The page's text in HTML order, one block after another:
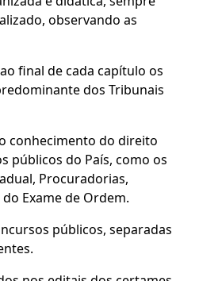
observando as
final de cada capítulo os
dos Tribunais
conhecimento do direito
públicos do País, como os
Procuradorias,
Exame de Ordem.
públicos, separadas